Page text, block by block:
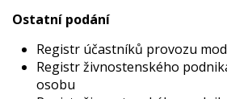
Ostatní podání
Registr účastníků provozu
Registr živnostenského
osobu